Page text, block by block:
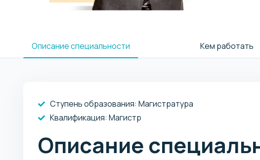
Описание специальности Кем работать
Ступень образования: Магистратура
Квалификация: Магистр
Описание